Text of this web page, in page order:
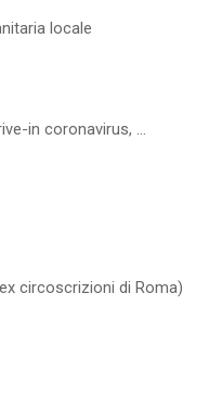
locale
in coronavirus, ...
circoscrizioni di Roma)